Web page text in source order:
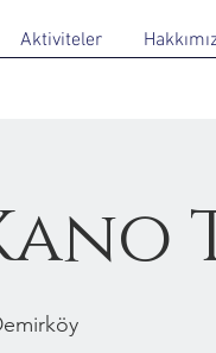
Aktiviteler